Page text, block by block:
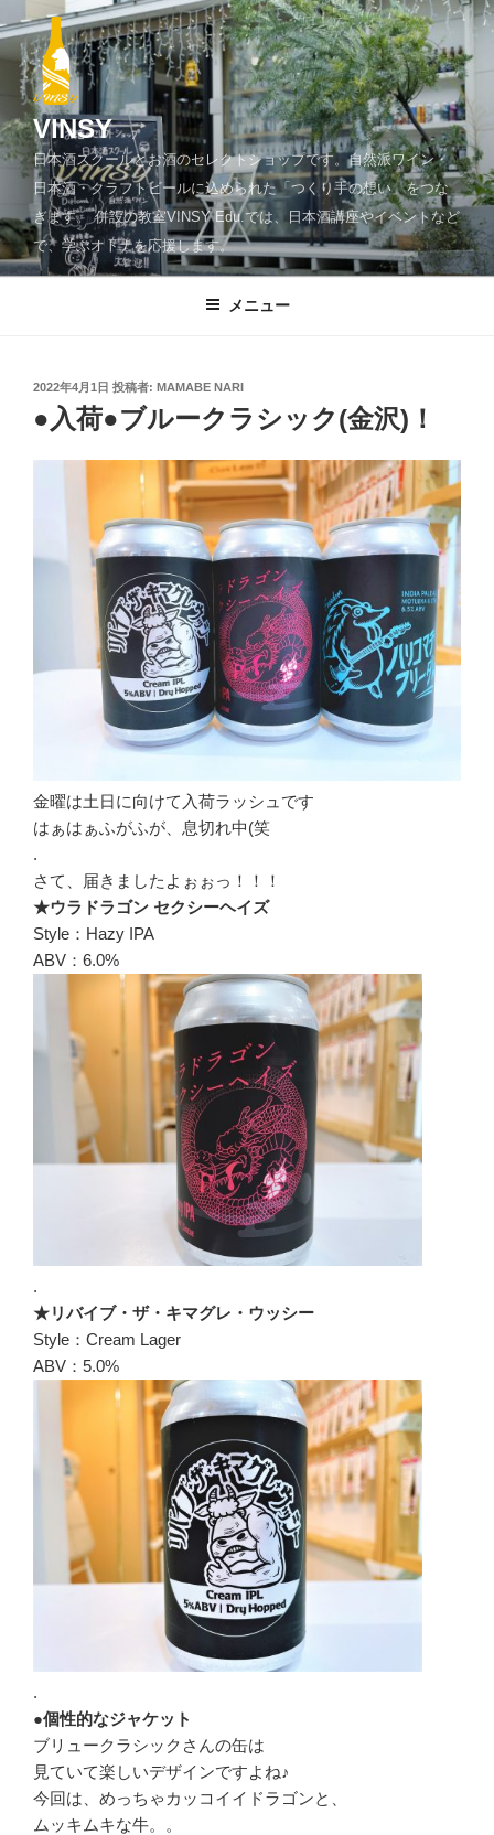
ン
ツ
へ
ッ
プ
VINSY
日本酒スクールとお酒のセレクトショップです。自然派ワイン・
日本酒・クラフトビールに込められた「つくり手の想い」をつな
ぎます。 併設の教室VINSY Edu.では、日本酒講座やイベントなど
で、学ぶオトナを応援します。
メニュー
投
日:
2022年4月1日 投稿者: MAMABE NARI
●入荷●ブルークラシック(金沢)！
金曜は土日に向けて入荷ラッシュです
はぁはぁふがふが、息切れ中(笑
.
さて、届きましたよぉぉっ！！！
★ウラドラゴン セクシーヘイズ
Style：Hazy IPA
ABV：6.0%
.
★リバイブ・ザ・キマグレ・ウッシー
Style：Cream Lager
ABV：5.0%
.
●個性的なジャケット
ブリュークラシックさんの缶は
見ていて楽しいデザインですよね♪
今回は、めっちゃカッコイイドラゴンと、
ムッキムキな牛。。